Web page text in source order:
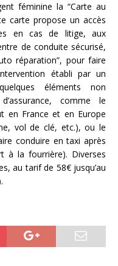
féminine la “Carte au
carte propose un accès
en cas de litige, aux
de conduite sécurisé,
réparation”, pour faire
établi par un
éléments non
comme le
en France et en Europe
vol de clé, etc.), ou le
conduire en taxi après
à la fourrière). Diverses
au tarif de 58€ jusqu’au